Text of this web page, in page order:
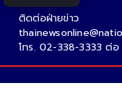
ติดต่อฝ่ายข่าว
โทร. 02-338-3333 ต่